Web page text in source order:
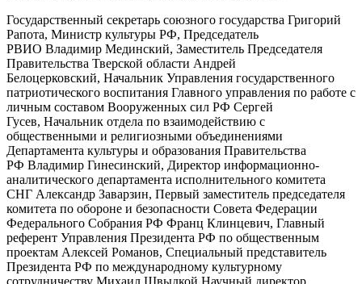
Государственный секретарь союзного государства Григорий
Рапота, Министр культуры РФ, Председатель
РВИО Владимир Мединский, Заместитель Председателя
Правительства Тверской области Андрей
Белоцерковский, Начальник Управления государственного
патриотического воспитания Главного управления по работе с
личным составом Вооруженных сил РФ Сергей
Гусев, Начальник отдела по взаимодействию с
общественными и религиозными объединениями
Департамента культуры и образования Правительства
РФ Владимир Гинесинский, Директор информационно-
аналитического департамента исполнительного комитета
СНГ Александр Заварзин, Первый заместитель председателя
комитета по обороне и безопасности Совета Федерации
Федерального Собрания РФ Франц Клинцевич, Главный
референт Управления Президента РФ по общественным
проектам Алексей Романов, Специальный представитель
Президента РФ по международному культурному
сотрудничеству Михаил Швыдкой,Научный директор